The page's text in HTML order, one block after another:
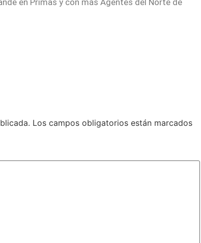
en Primas y con más Agentes del Norte de
Los campos obligatorios están marcados